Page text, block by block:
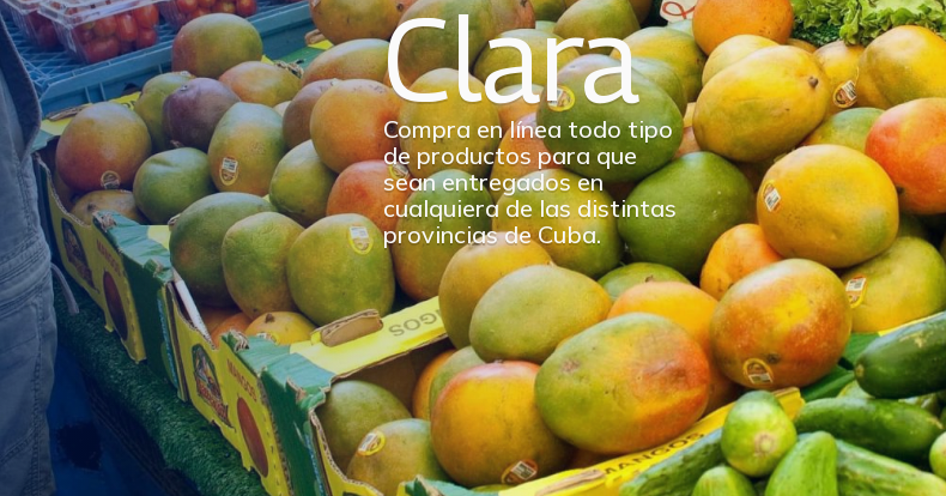
Clara
Compra en línea todo tipo
de productos para que
sean entregados en
cualquiera de las distintas
provincias de Cuba.